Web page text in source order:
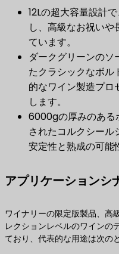
12Lの超大容量設計
し、高級なお祝い
ています。
ダークグリーンのソ
たクラシックなボル
的なワイン製造プロ
します。
6000gの厚みのある
されたコルクシー
安定性と熟成の可能
アプリケーションシ
ワイナリーの限定版製品、高
レクションレベルのワインの
ており、代表的な用途は次の